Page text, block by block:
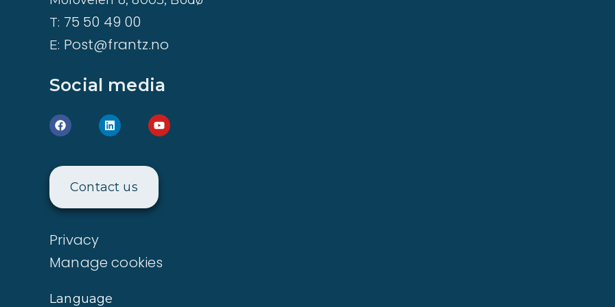
T: 75 50 49 00
E: Post@frantz.no
Social media
Contact us
Privacy
Manage cookies
Language